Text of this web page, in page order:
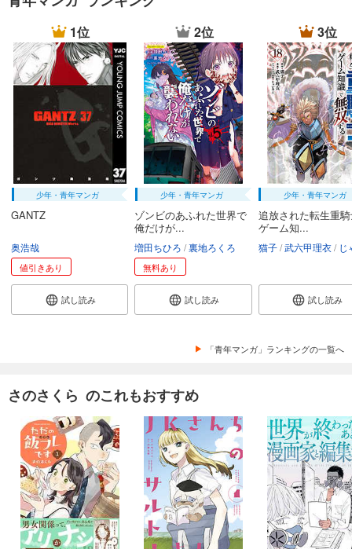
1位
少年・青年マンガ
GANTZ
奥浩哉
値引きあり
試し読み
2位
少年・青年マンガ
ゾンビのあふれた世界で
俺だけが...
増田ちひろ 裏地ろくろ
無料あり
試し読み
3位
少年・青年マンガ
追放された転生重
ゲーム知...
猫子 武六甲理衣 じゃ
試し読み
「青年マンガ」ランキングの一覧へ
さのさくら のこれもおすすめ